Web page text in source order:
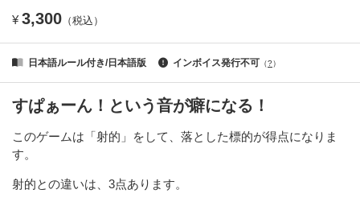
¥ 3,300 （税込）
日本語ルール付き/日本語版 インボイス発行不可 （?）
すぱぁーん！という音が癖になる！
このゲームは「射的」をして、落とした標的が得点になりま
す。
射的との違いは、3点あります。